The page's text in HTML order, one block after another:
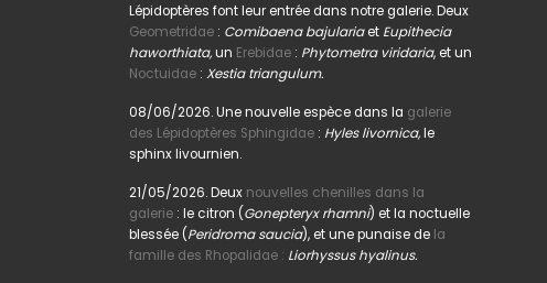
Lépidoptères font leur entrée dans notre galerie. Deux
Geometridae : Comibaena bajulariaet Eupithecia
haworthiata,un Erebidae : Phytometra viridaria, et un
Noctuidae : Xestia triangulum.
08/06/2026. Une nouvelle espèce dans la galerie
des Lépidoptères Sphingidae : Hyles livornica,le
sphinx livournien.
21/05/2026. Deux nouvelles chenilles dans la
galerie : le citron (Gonepteryx rhamni) et la noctuelle
blessée (Peridroma saucia), et une punaise de la
famille des Rhopalidae : Liorhyssus hyalinus.